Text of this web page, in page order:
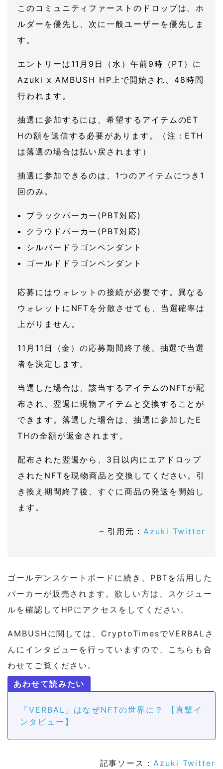
このコミュニティファーストのドロップは、ホ
ルダーを優先し、次に一般ユーザーを優先しま
す。
エントリーは11月9日（水）午前9時（PT）に
Azuki x AMBUSH HP上で開始され、48時間
行われます。
抽選に参加するには、希望するアイテムのET
Hの額を送信する必要があります。（注：ETH
は落選の場合は払い戻されます）
抽選に参加できるのは、1つのアイテムにつき1
回のみ。
ブラックパーカー(PBT対応)
クラウドパーカー(PBT対応)
シルバードラゴンペンダント
ゴールドドラゴンペンダント
応募にはウォレットの接続が必要です。異なる
ウォレットにNFTを分散させても、当選確率は
上がりません。
11月11日（金）の応募期間終了後、抽選で当選
者を決定します。
当選した場合は、該当するアイテムのNFTが配
布され、翌週に現物アイテムと交換することが
できます。落選した場合は、抽選に参加したE
THの全額が返金されます。
配布された翌週から、3日以内にエアドロップ
されたNFTを現物商品と交換してください。引
き換え期間終了後、すぐに商品の発送を開始し
ます。
– 引用元：Azuki Twitter
ゴールデンスケートボードに続き、PBTを活用した
パーカーが販売されます。欲しい方は、スケジュー
ルを確認してHPにアクセスをしてください。
AMBUSHに関しては、CryptoTimesでVERBALさ
んにインタビューを行っていますので、こちらも合
わせてご覧ください。
「VERBAL」はなぜNFTの世界に？ 【直撃イ
ンタビュー】
記事ソース：Azuki Twitter